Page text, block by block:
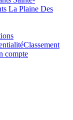
La Plaine Des
Classement
compte